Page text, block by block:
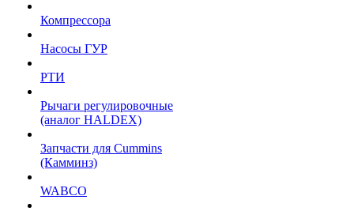
Компрессора
Насосы ГУР
РТИ
Рычаги регулировочные
(аналог HALDEX)
Запчасти для Cummins
(Камминз)
WABCO